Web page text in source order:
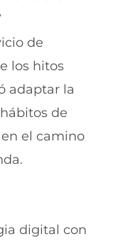
de
los hitos
adaptar la
de
el camino
digital con